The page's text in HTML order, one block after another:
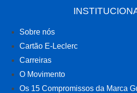
Sobre nós
Cartão E-Leclerc
Carreiras
O Movimento
Os 15 Compromissos da Marca